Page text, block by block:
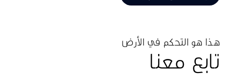
تابع معنا
هذا هو التحكم في الأرض